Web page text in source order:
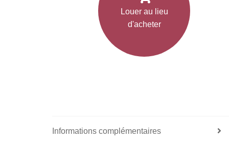
Louer au lieu
d'acheter
Informations complémentaires